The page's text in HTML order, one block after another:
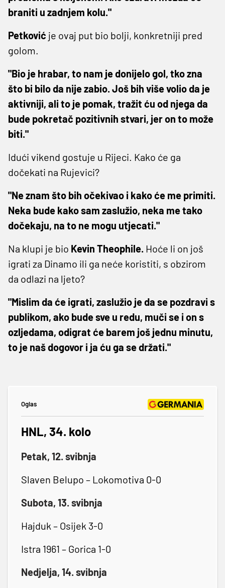
braniti u zadnjem kolu."
Petković je ovaj put bio bolji, konkretniji pred
golom.
"Bio je hrabar, to nam je donijelo gol, tko zna
što bi bilo da nije zabio. Još bih više volio da je
aktivniji, ali to je pomak, tražit ću od njega da
bude pokretač pozitivnih stvari, jer on to može
biti."
Idući vikend gostuje u Rijeci. Kako će ga
dočekati na Rujevici?
"Ne znam što bih očekivao i kako će me primiti.
Neka bude kako sam zaslužio, neka me tako
dočekaju, na to ne mogu utjecati."
Na klupi je bio Kevin Theophile. Hoće li on još
igrati za Dinamo ili ga neće koristiti, s obzirom
da odlazi na ljeto?
"Mislim da će igrati, zaslužio je da se pozdravi s
publikom, ako bude sve u redu, muči se i on s
ozljedama, odigrat će barem još jednu minutu,
to je naš dogovor i ja ću ga se držati."
Oglas
HNL, 34. kolo
Petak, 12. svibnja
Slaven Belupo – Lokomotiva 0-0
Subota, 13. svibnja
Hajduk – Osijek 3-0
Istra 1961 – Gorica 1-0
Nedjelja, 14. svibnja